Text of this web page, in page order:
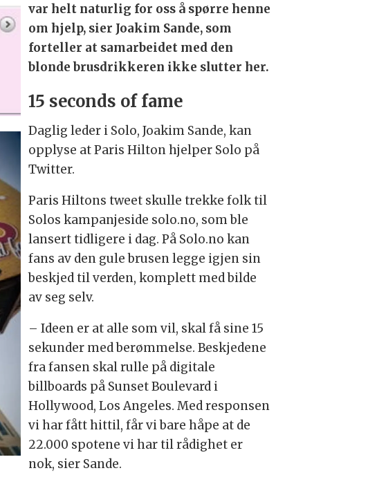
var helt naturlig for oss å spørre henne
om hjelp, sier Joakim Sande, som
forteller at samarbeidet med den
blonde brusdrikkeren ikke slutter her.
15 seconds of fame
Daglig leder i Solo, Joakim Sande, kan
opplyse at Paris Hilton hjelper Solo på
Twitter.
Paris Hiltons tweet skulle trekke folk til
Solos kampanjeside solo.no, som ble
lansert tidligere i dag. På Solo.no kan
fans av den gule brusen legge igjen sin
beskjed til verden, komplett med bilde
av seg selv.
– Ideen er at alle som vil, skal få sine 15
sekunder med berømmelse. Beskjedene
fra fansen skal rulle på digitale
billboards på Sunset Boulevard i
Hollywood, Los Angeles. Med responsen
vi har fått hittil, får vi bare håpe at de
22.000 spotene vi har til rådighet er
nok, sier Sande.